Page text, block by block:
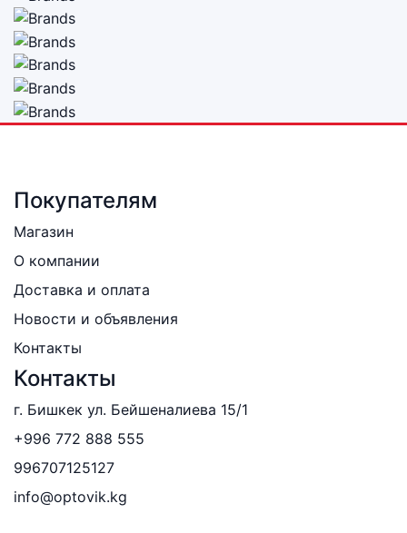
Покупателям
Магазин
О компании
Доставка и оплата
Новости и объявления
Контакты
Контакты
г. Бишкек ул. Бейшеналиева 15/1
+996 772 888 555
996707125127
info@optovik.kg